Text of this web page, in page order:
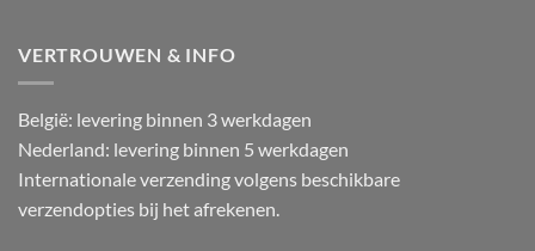
VERTROUWEN & INFO
België: levering binnen 3 werkdagen
Nederland: levering binnen 5 werkdagen
Internationale verzending volgens beschikbare
verzendopties bij het afrekenen.